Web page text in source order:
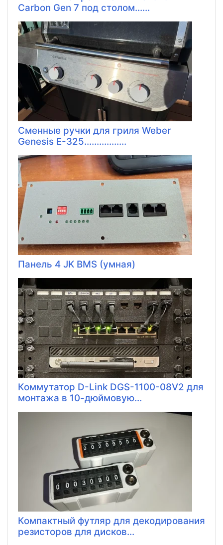
Carbon Gen 7 под столом......
Сменные ручки для гриля Weber
Genesis E-325.................
Панель 4 JK BMS (умная)
Коммутатор D-Link DGS-1100-08V2 для
монтажа в 10-дюймовую...
Компактный футляр для декодирования
резисторов для дисков...